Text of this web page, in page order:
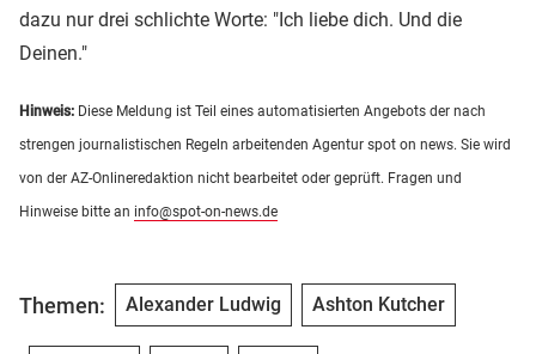
dazu nur drei schlichte Worte: "Ich liebe dich. Und die
Deinen."
Hinweis: Diese Meldung ist Teil eines automatisierten Angebots der nach
strengen journalistischen Regeln arbeitenden Agentur spot on news. Sie wird
von der AZ-Onlineredaktion nicht bearbeitet oder geprüft. Fragen und
Hinweise bitte an info@spot-on-news.de
Themen: Alexander Ludwig Ashton Kutcher